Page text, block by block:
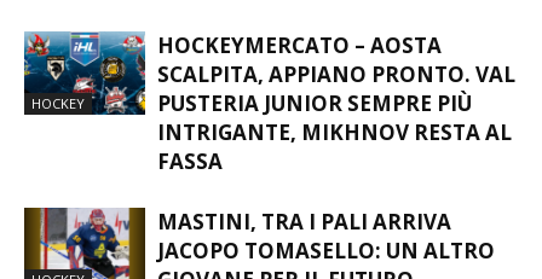
HOCKEY
HOCKEYMERCATO – AOSTA
SCALPITA, APPIANO PRONTO. VAL
PUSTERIA JUNIOR SEMPRE PIÙ
INTRIGANTE, MIKHNOV RESTA AL
FASSA
MASTINI, TRA I PALI ARRIVA
JACOPO TOMASELLO: UN ALTRO